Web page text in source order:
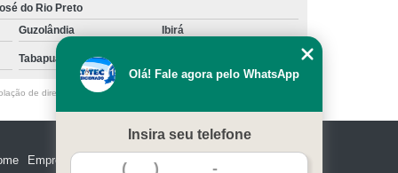
do Rio Preto
Guzolândia Ibirá
Tabapuã
de direito autoral – artigo 184 do Código Penal –
Empresa Serviços
Olá! Fale agora pelo WhatsApp
Insira seu telefone